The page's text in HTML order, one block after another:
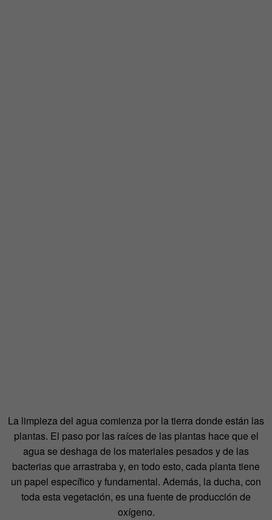
La limpieza del agua comienza por la tierra donde están las
plantas. El paso por las raíces de las plantas hace que el
agua se deshaga de los materiales pesados y de las
bacterias que arrastraba y, en todo esto, cada planta tiene
un papel específico y fundamental. Además, la ducha, con
toda esta vegetación, es una fuente de producción de
oxígeno.